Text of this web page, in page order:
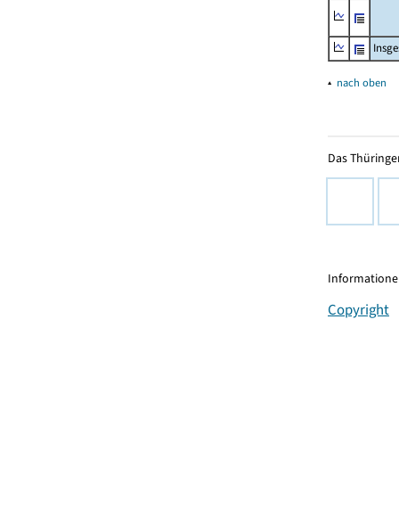
▴ nach oben
Das
Copyright